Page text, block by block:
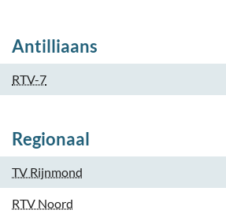
Antilliaans
RTV-7
Regionaal
TV Rijnmond
RTV Noord